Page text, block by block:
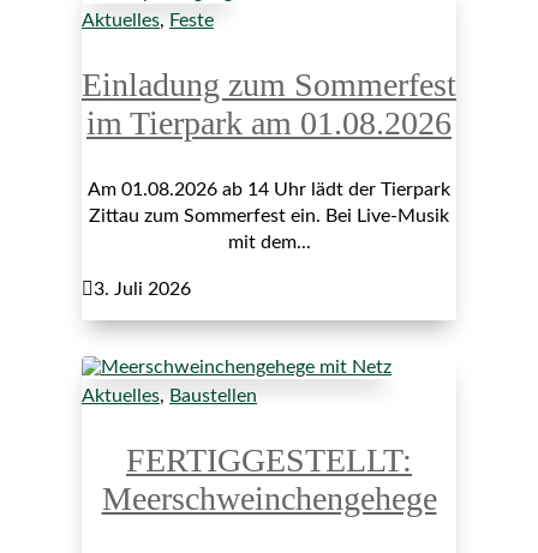
Aktuelles, Feste
Einladung zum Sommerfest
im Tierpark am 01.08.2026
Am 01.08.2026 ab 14 Uhr lädt der Tierpark
Zittau zum Sommerfest ein. Bei Live-Musik
mit dem...
3. Juli 2026
Aktuelles, Baustellen
FERTIGGESTELLT:
Meerschweinchengehege